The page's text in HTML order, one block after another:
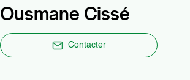
Ousmane Cissé
Contacter